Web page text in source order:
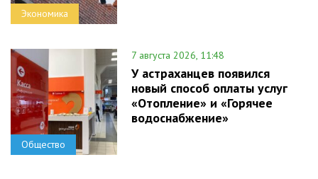
Экономика
Общество
7 августа 2026, 11:48
У астраханцев появился
новый способ оплаты услуг
«Отопление» и «Горячее
водоснабжение»